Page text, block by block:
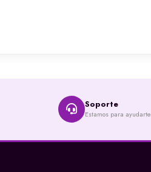
Soporte
Estamos para ayudarte